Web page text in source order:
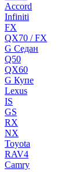
Accord
Infiniti
FX
QX70 / FX
G Cедан
Q50
QX60
G Купе
Lexus
IS
GS
RX
NX
Toyota
RAV4
Camry